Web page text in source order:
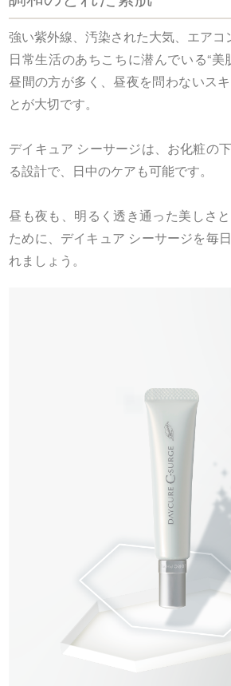
強い紫外線、汚染された大気、エアコ
日常生活のあちこちに潜んでいる“美
昼間の方が多く、昼夜を問わないス
とが大切です。
デイキュア シーサージは、お化粧の
る設計で、日中のケアも可能です。
昼も夜も、明るく透き通った美しさ
ために、デイキュア シーサージを毎
れましょう。